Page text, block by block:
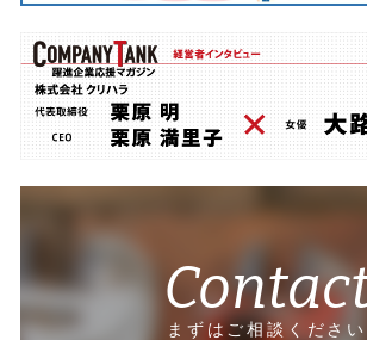
まずはご相談ください